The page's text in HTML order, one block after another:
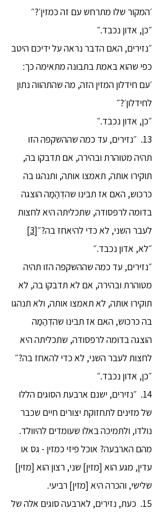
׳המקור שלו מתרחש עם זה כמזין׳?״
״כן, אדון נכבד.״
״נזירים, האם הדבר נראה על ידיכם היטב
כפי שהוא באמת בתבונה מתאימה כך:
׳עם חידלון המזין הזה, מה שהתהווה נתון
לחידלון׳?״
״כן, אדון נכבד.״
13. ״נזירים, עד כמה שההשקפה הזו
תהיה מטוהרת ובהירה, אם תדבקו בה,
תוקירו אותה, תאמצו אותה, ותנהגו בה
כרכוש, האם אז תבינו שהדְהַמַּה הוצגה
בדומה לרפסודה, שתכליתה היא לחצות
לעבר השני, לא כדי להיאחז בה?״[3]
״לא, אדון נכבד.״
״נזירים, עד כמה שההשקפה הזו תהיה
מטוהרת ובהירה, אם לא תדבקו בה, לא
תוקירו אותה, לא תאמצו אותה, ולא תנהגו
בה כרכוש, האם אז תבינו שהדְהַמַּה
הוצגה בדומה לרפסודה, שתכליתה היא
לחצות לעבר השני, לא כדי להאחז בה?״
״כן, אדון נכבד.״
14. ״נזירים, ישנם ארבעת הסוגים הללו
של מזינים לתחזוקת יצורים חיים שכבר
נולדו, ולתמיכה באלו שעומדים להיוולד.
מהם הארבעה? אוכל פיזי כמזין - גס או
עדין, מגע הוא [מזין] שני, רצון הוא [מזין]
שלישי, והכרה היא [מזין] רביעי.
15. כעת, נזירים, לארבעה סוגים אלה של